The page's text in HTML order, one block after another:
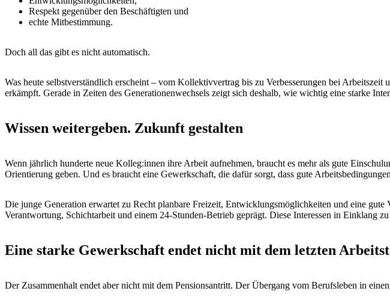
Respekt gegenüber den Beschäftigten und
echte Mitbestimmung.
Doch all das gibt es nicht automatisch.
Was heute selbstverständlich erscheint – vom Kollektivvertrag bis zu Verbesserungen bei
erkämpft. Gerade in Zeiten des Generationenwechsels zeigt sich deshalb, wie wichtig eine starke
Wissen weitergeben. Zukunft gestalten
Wenn jährlich hunderte neue Kolleg:innen ihre Arbeit aufnehmen, braucht es mehr als gute
Orientierung geben. Und es braucht eine Gewerkschaft, die dafür sorgt, dass gute
Die junge Generation erwartet zu Recht planbare Freizeit, Entwicklungsmöglichkeiten und eine
Verantwortung, Schichtarbeit und einem 24-Stunden-Betrieb geprägt. Diese Interessen in Einklang
Eine starke Gewerkschaft endet nicht mit dem letzten
Der Zusammenhalt endet aber nicht mit dem Pensionsantritt. Der Übergang vom Berufsleben in